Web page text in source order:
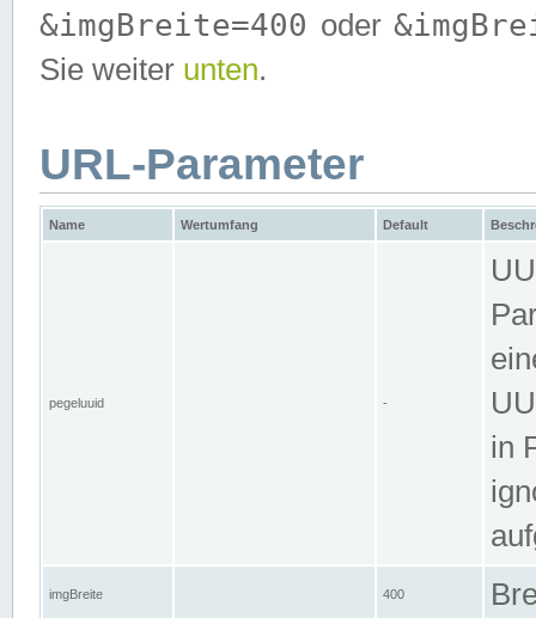
&imgBreite=400 oder
Sie weiter unten.
URL-Parameter
Name Wertumfang Default
pegeluuid -
in
imgBreite 400